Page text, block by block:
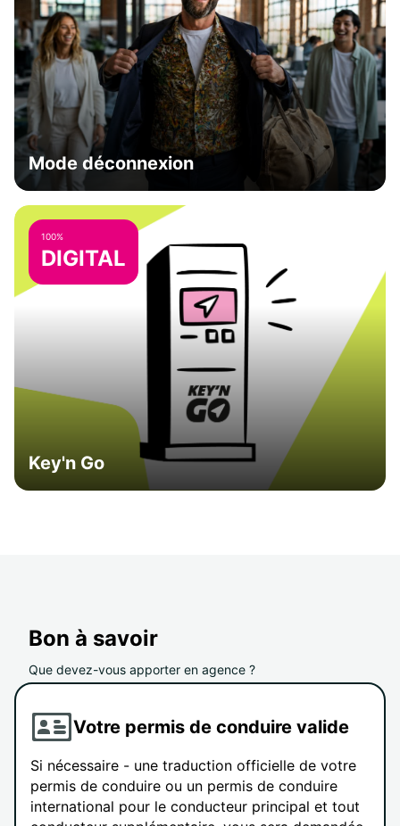
Mode déconnexion
100%
DIGITAL
Key'n Go
Bon à savoir
Que devez-vous apporter en agence ?
Votre permis de conduire valide
Si nécessaire - une traduction officielle de votre
permis de conduire ou un permis de conduire
international pour le conducteur principal et tout